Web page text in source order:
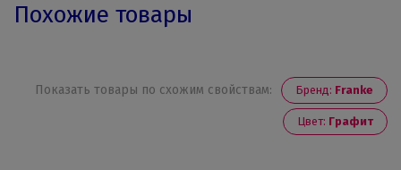
Похожие товары
Показать товары по схожим свойствам: Бренд: Franke
Цвет: Графит